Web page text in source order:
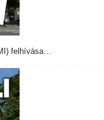
felhívása…